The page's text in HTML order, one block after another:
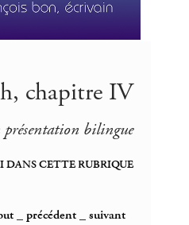
chapitre IV
présentation bilingue
DANS CETTE RUBRIQUE
_précédent _suivant